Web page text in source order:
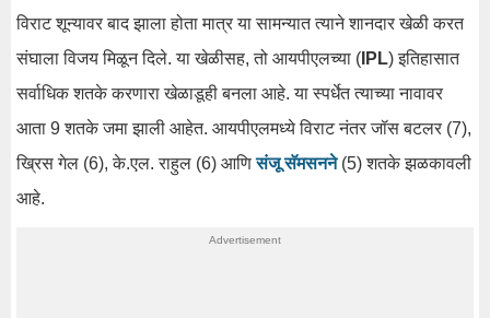
विराट शून्यावर बाद झाला होता मात्र या सामन्यात त्याने शानदार खेळी करत
संघाला विजय मिळून दिले. या खेळीसह, तो आयपीएलच्या ( IPL) इतिहासात
सर्वाधिक शतके करणारा खेळाडूही बनला आहे. या स्पर्धेत त्याच्या नावावर
आता 9 शतके जमा झाली आहेत. आयपीएलमध्ये विराट नंतर जॉस बटलर (7),
ख्रिस गेल (6), के.एल. राहुल (6) आणिसंजू सॅमसनने(5) शतके झळकावली
आहे.